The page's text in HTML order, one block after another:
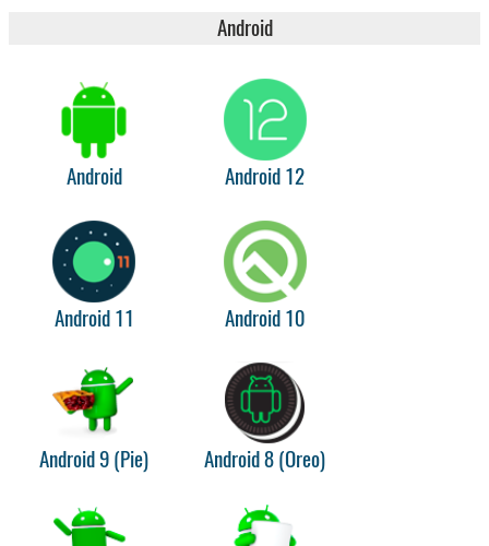
Android
Android Android 12
Android 11 Android 10
Android 9 (Pie) Android 8 (Oreo)